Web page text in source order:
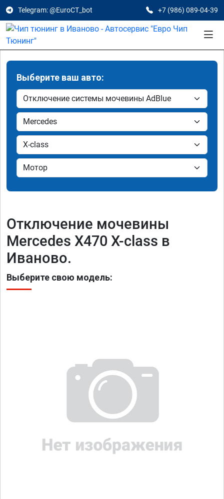
Telegram: @EuroCT_bot +7 (986) 089-04-39
Выберите ваш авто:
Отключение мочевины
Mercedes X470 X-class в
Иваново.
Выберите свою модель: